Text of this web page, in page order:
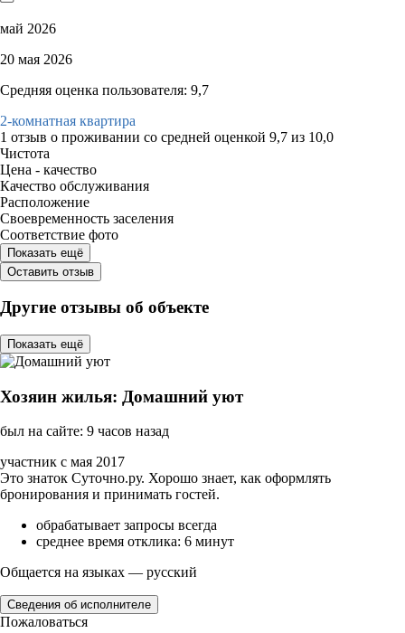
май 2026
20 мая 2026
Средняя оценка пользователя: 9,7
2-комнатная квартира
1 отзыв о проживании со средней оценкой 9,7 из 10,0
Чистота
Цена - качество
Качество обслуживания
Расположение
Своевременность заселения
Соответствие фото
Показать ещё
Оставить отзыв
Другие отзывы об объекте
Показать ещё
Хозяин жилья: Домашний уют
был на сайте: 9 часов назад
участник с мая 2017
Это знаток Суточно.ру. Хорошо знает, как оформлять
бронирования и принимать гостей.
обрабатывает запросы всегда
среднее время отклика: 6 минут
Общается на языках — русский
Сведения об исполнителе
Пожаловаться